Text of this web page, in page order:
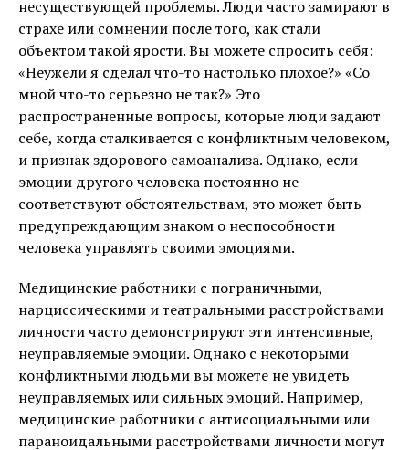
несуществующей проблемы. Люди часто замирают в
страхе или сомнении после того, как стали
объектом такой ярости. Вы можете спросить себя:
«Неужели я сделал что-то настолько плохое?» «Со
мной что-то серьезно не так?» Это
распространенные вопросы, которые люди задают
себе, когда сталкивается с конфликтным человеком,
и признак здорового самоанализа. Однако, если
эмоции другого человека постоянно не
соответствуют обстоятельствам, это может быть
предупреждающим знаком о неспособности
человека управлять своими эмоциями.
Медицинские работники с пограничными,
нарциссическими и театральными расстройствами
личности часто демонстрируют эти интенсивные,
неуправляемые эмоции. Однако с некоторыми
конфликтными людьми вы можете не увидеть
неуправляемых или сильных эмоций. Например,
медицинские работники с антисоциальными или
параноидальными расстройствами личности могут